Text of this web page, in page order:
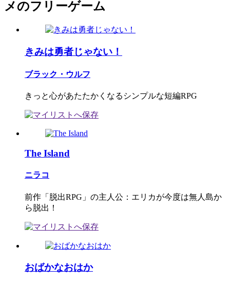
メのフリーゲーム
きみは勇者じゃない！
ブラック・ウルフ
きっと心があたたかくなるシンプルな短編RPG
The Island
ニラコ
前作「脱出RPG」の主人公：エリカが今度は無人島か
ら脱出！
おばかなおはか